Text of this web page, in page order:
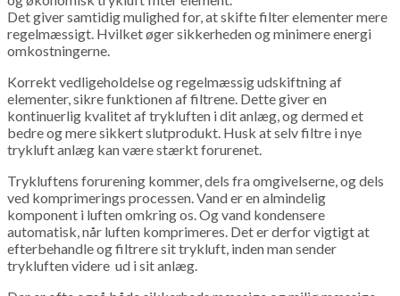
Det giver samtidig mulighed for, at skifte filter elementer mere
regelmæssigt. Hvilket øger sikkerheden og minimere energi
omkostningerne.
Korrekt vedligeholdelse og regelmæssig udskiftning af
elementer, sikre funktionen af filtrene. Dette giver en
kontinuerlig kvalitet af trykluften i dit anlæg, og dermed et
bedre og mere sikkert slutprodukt. Husk at selv filtre i nye
trykluft anlæg kan være stærkt forurenet.
Trykluftens forurening kommer, dels fra omgivelserne, og dels
ved komprimerings processen. Vand er en almindelig
komponent i luften omkring os. Og vand kondensere
automatisk, når luften komprimeres. Det er derfor vigtigt at
efterbehandle og filtrere sit trykluft, inden man sender
trykluften videre ud i sit anlæg.